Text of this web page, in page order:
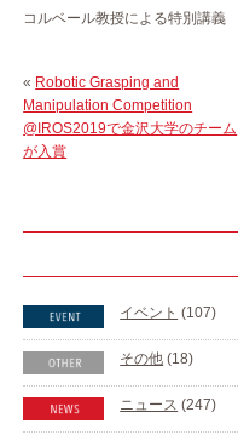
コルベール教授による特別講義
« Robotic Grasping and
Manipulation Competition
@IROS2019で金沢大学のチーム
が入賞
イベント (107)
その他 (18)
ニュース (247)